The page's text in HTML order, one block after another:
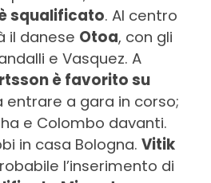
squalificato. Al centro
il danese Otoa, con gli
e Vasquez. A
è favorito su
entrare a gara in corso;
e Colombo davanti.
in casa Bologna. Vitik
l’inserimento di